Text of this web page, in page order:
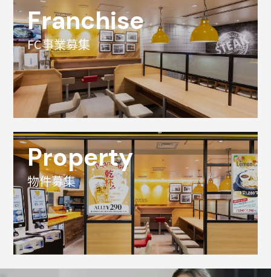
Franchise
FC事業募集
Property
物件募集